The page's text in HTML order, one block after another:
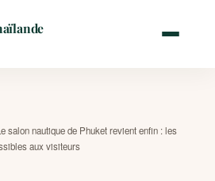
salon nautique de Phuket revient enfin : les
aux visiteurs